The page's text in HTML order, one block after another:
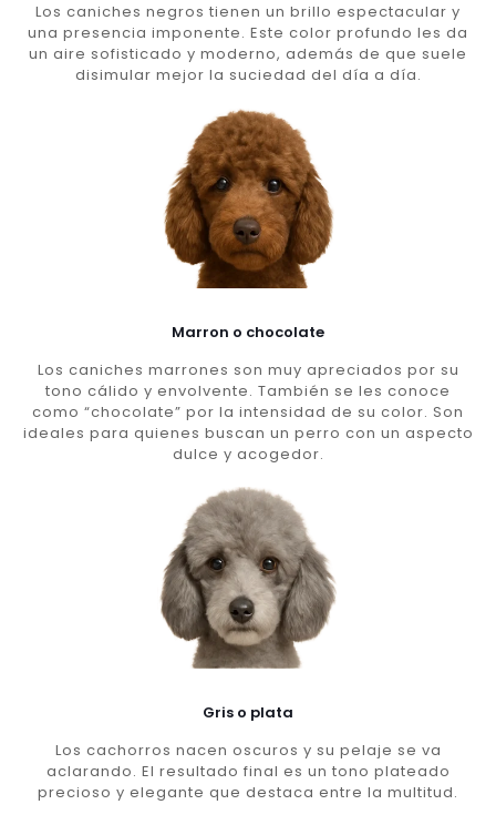
Los caniches negros tienen un brillo espectacular y
una presencia imponente. Este color profundo les da
un aire sofisticado y moderno, además de que suele
disimular mejor la suciedad del día a día.
Marron o chocolate
Los caniches marrones son muy apreciados por su
tono cálido y envolvente. También se les conoce
como “chocolate” por la intensidad de su color. Son
ideales para quienes buscan un perro con un aspecto
dulce y acogedor.
Gris o plata
Los cachorros nacen oscuros y su pelaje se va
aclarando. El resultado final es un tono plateado
precioso y elegante que destaca entre la multitud.